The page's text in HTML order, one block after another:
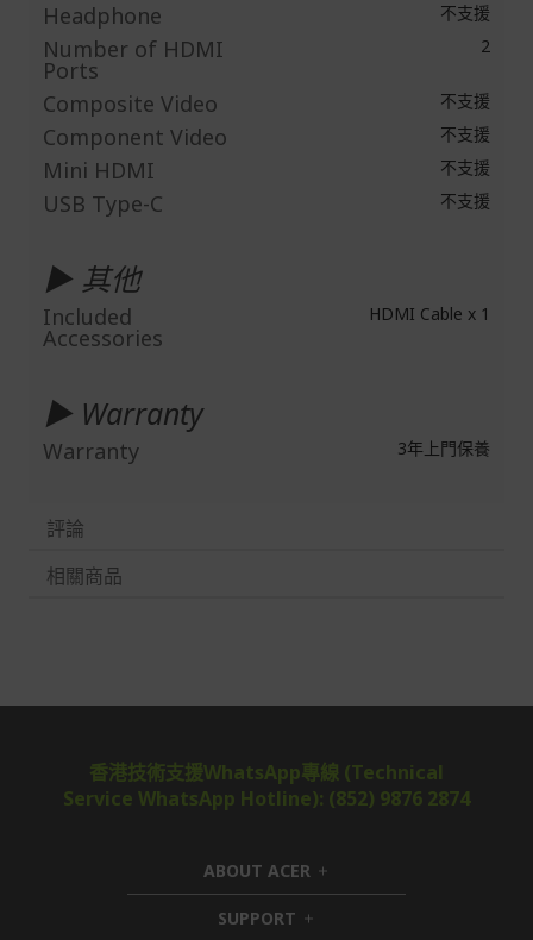
Headphone 不支援
Number of HDMI
Ports
2
Composite Video 不支援
Component Video 不支援
Mini HDMI 不支援
USB Type-C 不支援
▶ 其他
Included
Accessories
HDMI Cable x 1
▶ Warranty
Warranty 3年上門保養
評論
相關商品
香港技術支援WhatsApp專線 (Technical
Service WhatsApp Hotline): (852) 9876 2874
ABOUT ACER h
i
SUPPORT h